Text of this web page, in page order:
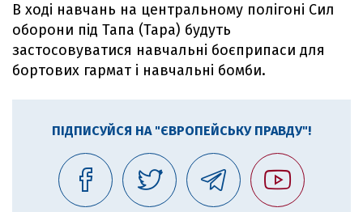
В ході навчань на центральному полігоні Сил
оборони під Тапа (Tapa) будуть
застосовуватися навчальні боєприпаси для
бортових гармат і навчальні бомби.
ПІДПИСУЙСЯ НА "ЄВРОПЕЙСЬКУ ПРАВДУ"!